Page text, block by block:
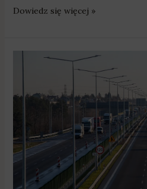
Dowiedz się więcej »
Autostrada
dla
osobówek